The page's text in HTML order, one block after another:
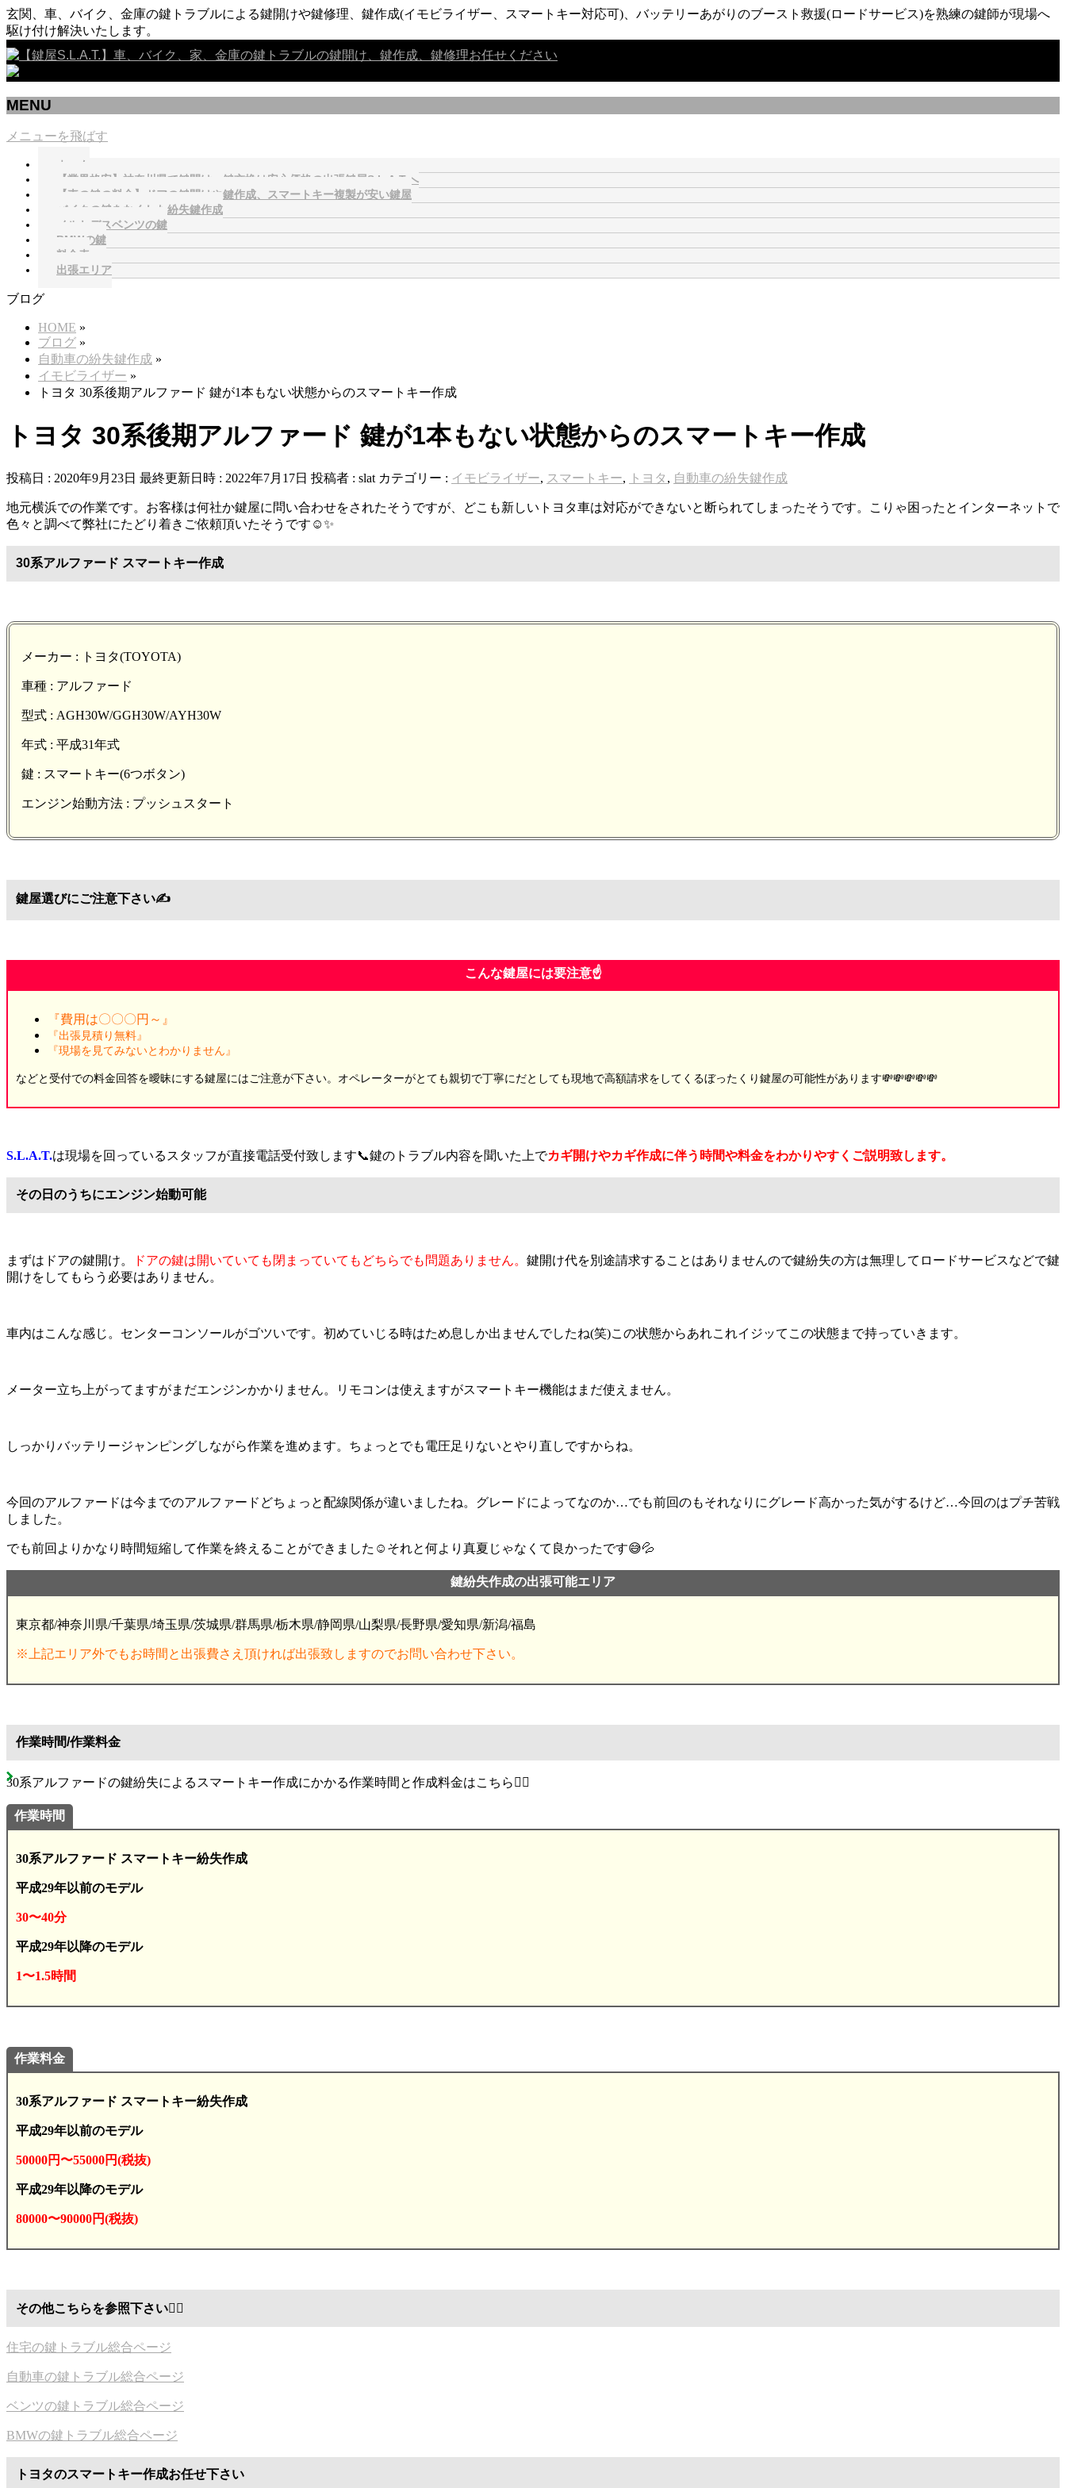
玄関、車、バイク、金庫の鍵トラブルによる鍵開けや鍵修理、鍵作成(イモビライザー、スマートキー対応可)、バッテリーあがりのブースト救援(ロードサービス)を熟練の鍵師が現場へ
駆け付け解決いたします。
MENU
メニューを飛ばす
ホーム
【業界格安】神奈川県で鍵開け、鍵交換は安心価格の出張鍵屋S.L.A.T.へ
【車の鍵の料金】ドアの鍵開けや鍵作成、スマートキー複製が安い鍵屋
バイクの鍵をなくした紛失鍵作成
メルセデスベンツの鍵
BMWの鍵
料金表
出張エリア
ブログ
HOME »
ブログ »
自動車の紛失鍵作成 »
イモビライザー »
トヨタ 30系後期アルファード 鍵が1本もない状態からのスマートキー作成
トヨタ 30系後期アルファード 鍵が1本もない状態からのスマートキー作成
投稿日 : 2020年9月23日 最終更新日時 : 2022年7月17日 投稿者 : slat カテゴリー : イモビライザー, スマートキー, トヨタ , 自動車の紛失鍵作成
地元横浜での作業です。お客様は何社か鍵屋に問い合わせをされたそうですが、どこも新しいトヨタ車は対応ができないと断られてしまったそうです。こりゃ困ったとインターネットで
色々と調べて弊社にたどり着きご依頼頂いたそうです☺️✨
30系アルファード スマートキー作成
メーカー : トヨタ(TOYOTA)
車種 : アルファード
型式 : AGH30W/GGH30W/AYH30W
年式 : 平成31年式
鍵 : スマートキー(6つボタン)
エンジン始動方法 : プッシュスタート
鍵屋選びにご注意下さい✍️
こんな鍵屋には要注意☝️
『費用は〇〇〇円～』
『出張見積り無料』
『現場を見てみないとわかりません』
などと受付での料金回答を曖昧にする鍵屋にはご注意が下さい。オペレーターがとても親切で丁寧にだとしても現地で高額請求をしてくるぼったくり鍵屋の可能性があります💸💸💸💸💸
S.L.A.T.は現場を回っているスタッフが直接電話受付致します📞鍵のトラブル内容を聞いた上でカギ開けやカギ作成に伴う時間や料金をわかりやすくご説明致します。
その日のうちにエンジン始動可能
まずはドアの鍵開け。 ドアの鍵は開いていても閉まっていてもどちらでも問題ありません。 鍵開け代を別途請求することはありませんので鍵紛失の方は無理してロードサービスなどで鍵
開けをしてもらう必要はありません。
車内はこんな感じ。センターコンソールがゴツいです。初めていじる時はため息しか出ませんでしたね(笑)この状態からあれこれイジッてこの状態まで持っていきます。
メーター立ち上がってますがまだエンジンかかりません。リモコンは使えますがスマートキー機能はまだ使えません。
しっかりバッテリージャンピングしながら作業を進めます。ちょっとでも電圧足りないとやり直しですからね。
今回のアルファードは今までのアルファードどちょっと配線関係が違いましたね。グレードによってなのか…でも前回のもそれなりにグレード高かった気がするけど…今回のはプチ苦戦
しました。
でも前回よりかなり時間短縮して作業を終えることができました☺️それと何より真夏じゃなくて良かったです😅💦
鍵紛失作成の出張可能エリア
東京都/神奈川県/千葉県/埼玉県/茨城県/群馬県/栃木県/静岡県/山梨県/長野県/愛知県/新潟/福島
※上記エリア外でもお時間と出張費さえ頂ければ出張致しますのでお問い合わせ下さい。
作業時間/作業料金
30系アルファードの鍵紛失によるスマートキー作成にかかる作業時間と作成料金はこちら💁‍♂️
作業時間
30系アルファード スマートキー紛失作成
平成29年以前のモデル
30〜40分
平成29年以降のモデル
1〜1.5時間
作業料金
30系アルファード スマートキー紛失作成
平成29年以前のモデル
50000円〜55000円(税抜)
平成29年以降のモデル
80000〜90000円(税抜)
その他こちらを参照下さい💁‍♂️
住宅の鍵トラブル総合ページ
自動車の鍵トラブル総合ページ
ベンツの鍵トラブル総合ページ
BMWの鍵トラブル総合ページ
トヨタのスマートキー作成お任せ下さい